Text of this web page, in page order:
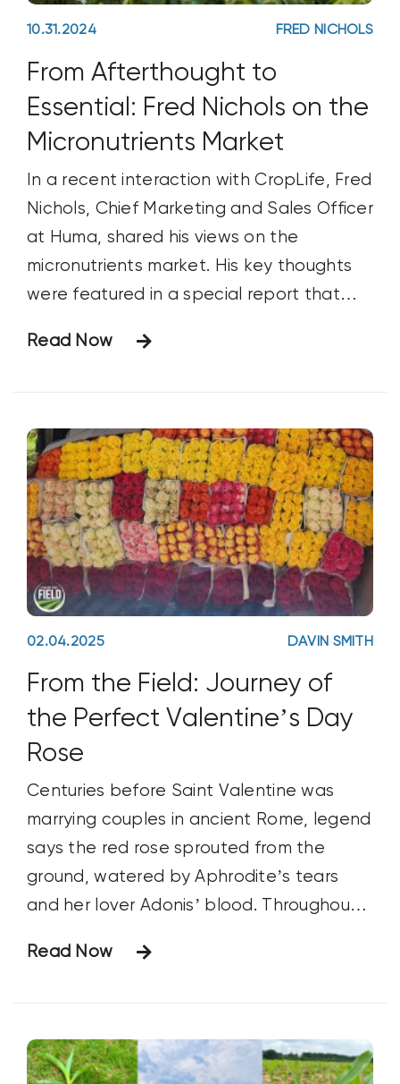
10.31.2024 FRED NICHOLS
From Afterthought to
Essential: Fred Nichols on the
Micronutrients Market
In a recent interaction with CropLife, Fred
Nichols, Chief Marketing and Sales Officer
at Huma, shared his views on the
micronutrients market. His key thoughts
were featured in a special report that
are rapidly gaining recognition in the
Read Now
02.04.2025 DAVIN SMITH
From the Field: Journey of
the Perfect Valentine’s Day
Rose
Centuries before Saint Valentine was
marrying couples in ancient Rome, legend
says the red rose sprouted from the
ground, watered by Aphrodite’s tears
and her lover Adonis’ blood. Throughout
been a symbol of love, but have you
Read Now